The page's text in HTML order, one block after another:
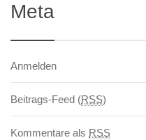
Meta
Anmelden
Beitrags-Feed (RSS)
Kommentare als RSS